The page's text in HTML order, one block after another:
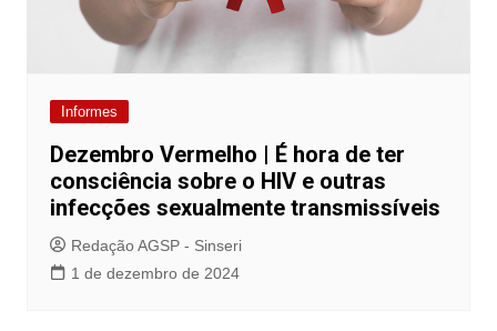
Informes
Dezembro Vermelho | É hora de ter
consciência sobre o HIV e outras
infecções sexualmente transmissíveis
Redação AGSP - Sinseri
1 de dezembro de 2024